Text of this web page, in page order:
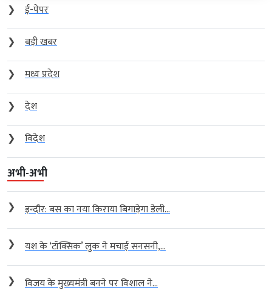
❯
ई-पेपर
❯
बड़ी खबर
❯
मध्य प्रदेश
❯
देश
❯
विदेश
अभी-अभी
❯ इन्दौर: बस का नया किराया बिगाड़ेगा डेली...
❯ यश के ‘टॉक्सिक’ लुक ने मचाई सनसनी,...
❯ विजय के मुख्यमंत्री बनने पर विशाल ने...